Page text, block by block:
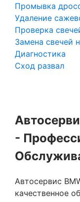
Промывка
Удаление
Проверка
Замена свечей
Диагностика
Сход развал
-
Автосервис
качественное